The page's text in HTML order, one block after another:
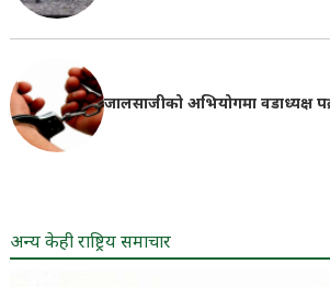
जालसाजीको अभियोगमा वडाध्यक्ष
अन्य केही राष्ट्रिय समाचार